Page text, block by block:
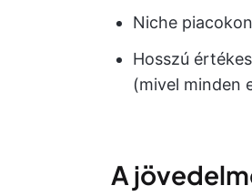
Niche
Hosszú
(mivel minden
A